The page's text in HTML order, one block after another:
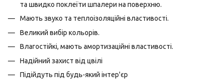
та швидко поклеїти шпалери на поверхню.
Мають звуко та теплоізоляційні властивості.
Великий вибір кольорів.
Влагостійкі, мають амортизаційні властивості.
Надійний захист від цвілі
Підійдуть під будь-який інтер'єр